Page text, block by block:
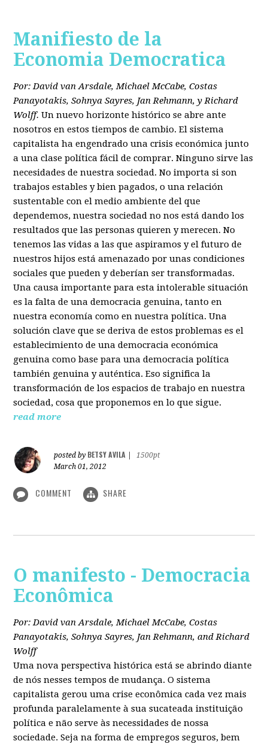
Manifiesto de la
Economia Democratica
Por: David van Arsdale, Michael McCabe, Costas
Panayotakis, Sohnya Sayres, Jan Rehmann, y Richard
Wolff. Un nuevo horizonte histórico se abre ante
nosotros en estos tiempos de cambio. El sistema
capitalista ha engendrado una crisis económica junto
a una clase política fácil de comprar. Ninguno sirve las
necesidades de nuestra sociedad. No importa si son
trabajos estables y bien pagados, o una relación
sustentable con el medio ambiente del que
dependemos, nuestra sociedad no nos está dando los
resultados que las personas quieren y merecen. No
tenemos las vidas a las que aspiramos y el futuro de
nuestros hijos está amenazado por unas condiciones
sociales que pueden y deberían ser transformadas.
Una causa importante para esta intolerable situación
es la falta de una democracia genuina, tanto en
nuestra economía como en nuestra política. Una
solución clave que se deriva de estos problemas es el
establecimiento de una democracia económica
genuina como base para una democracia política
también genuina y auténtica. Eso significa la
transformación de los espacios de trabajo en nuestra
sociedad, cosa que proponemos en lo que sigue.
read more
posted by BETSY AVILA
1500pt
March 01, 2012
COMMENT SHARE
O manifesto - Democracia
Econômica
Por: David van Arsdale, Michael McCabe, Costas
Panayotakis, Sohnya Sayres, Jan Rehmann, and Richard
Wolff
Uma nova perspectiva histórica está se abrindo diante
de nós nesses tempos de mudança. O sistema
capitalista gerou uma crise econômica cada vez mais
profunda paralelamente à sua sucateada instituição
política e não serve às necessidades de nossa
sociedade. Seja na forma de empregos seguros, bem